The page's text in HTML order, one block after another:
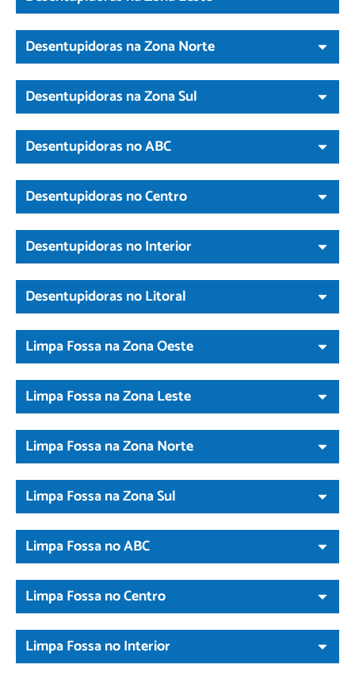
Desentupidoras na Zona Norte
Desentupidoras na Zona Sul
Desentupidoras no ABC
Desentupidoras no Centro
Desentupidoras no Interior
Desentupidoras no Litoral
Limpa Fossa na Zona Oeste
Limpa Fossa na Zona Leste
Limpa Fossa na Zona Norte
Limpa Fossa na Zona Sul
Limpa Fossa no ABC
Limpa Fossa no Centro
Limpa Fossa no Interior